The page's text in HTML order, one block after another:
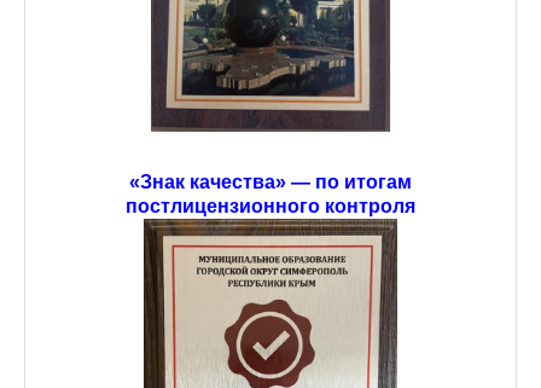
«Знак качества» — по итогам
постлицензионного контроля